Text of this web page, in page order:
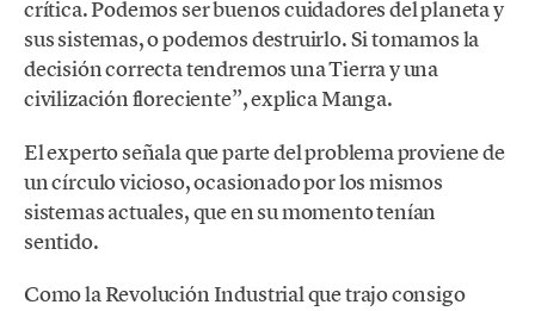
crítica. Podemos ser buenos cuidadores del planeta y
sus sistemas, o podemos destruirlo. Si tomamos la
decisión correcta tendremos una Tierra y una
civilización floreciente”, explica Manga.
El experto señala que parte del problema proviene de
un círculo vicioso, ocasionado por los mismos
sistemas actuales, que en su momento tenían
sentido.
Como la Revolución Industrial que trajo consigo